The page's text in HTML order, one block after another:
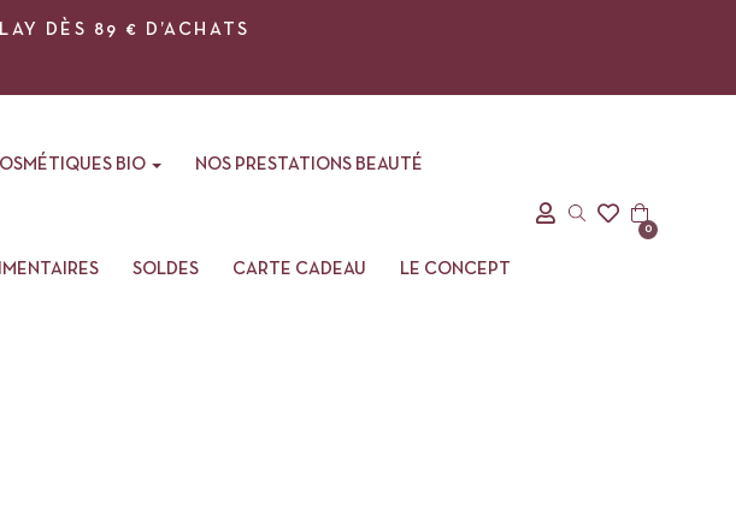
DÈS 89 € D’ACHATS
BIO NOS PRESTATIONS BEAUTÉ
SOLDES CARTE CADEAU LE CONCEPT
0